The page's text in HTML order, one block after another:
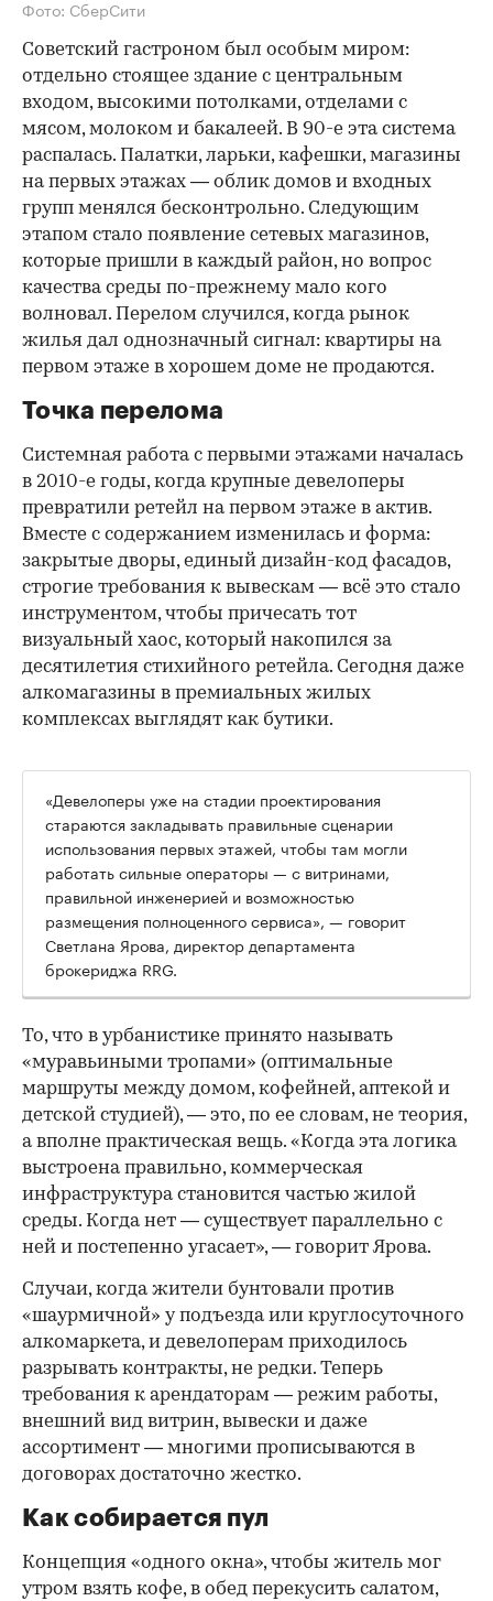
Фото: СберСити
Советский гастроном был особым миром:
отдельно стоящее здание с центральным
входом, высокими потолками, отделами с
мясом, молоком и бакалеей. В 90-е эта система
распалась. Палатки, ларьки, кафешки, магазины
на первых этажах — облик домов и входных
групп менялся бесконтрольно. Следующим
этапом стало появление сетевых магазинов,
которые пришли в каждый район, но вопрос
качества среды по-прежнему мало кого
волновал. Перелом случился, когда рынок
жилья дал однозначный сигнал: квартиры на
первом этаже в хорошем доме не продаются.
Точка перелома
Системная работа с первыми этажами началась
в 2010-е годы, когда крупные девелоперы
превратили ретейл на первом этаже в актив.
Вместе с содержанием изменилась и форма:
закрытые дворы, единый дизайн-код фасадов,
строгие требования к вывескам — всё это стало
инструментом, чтобы причесать тот
визуальный хаос, который накопился за
десятилетия стихийного ретейла. Сегодня даже
алкомагазины в премиальных жилых
комплексах выглядят как бутики.
00:00
«Девелоперы уже на стадии проектирования
стараются закладывать правильные сценарии
использования первых этажей, чтобы там могли
работать сильные операторы — с витринами,
правильной инженерией и возможностью
размещения полноценного сервиса», — говорит
Светлана Ярова, директор департамента
брокериджа RRG.
То, что в урбанистике принято называть
«муравьиными тропами» (оптимальные
маршруты между домом, кофейней, аптекой и
детской студией), — это, по ее словам, не теория,
а вполне практическая вещь. «Когда эта логика
выстроена правильно, коммерческая
инфраструктура становится частью жилой
среды. Когда нет — существует параллельно с
ней и постепенно угасает», — говорит Ярова.
Случаи, когда жители бунтовали против
«шаурмичной» у подъезда или круглосуточного
алкомаркета, и девелоперам приходилось
разрывать контракты, не редки. Теперь
требования к арендаторам — режим работы,
внешний вид витрин, вывески и даже
ассортимент — многими прописываются в
договорах достаточно жестко.
Как собирается пул
Концепция «одного окна», чтобы житель мог
утром взять кофе, в обед перекусить салатом,